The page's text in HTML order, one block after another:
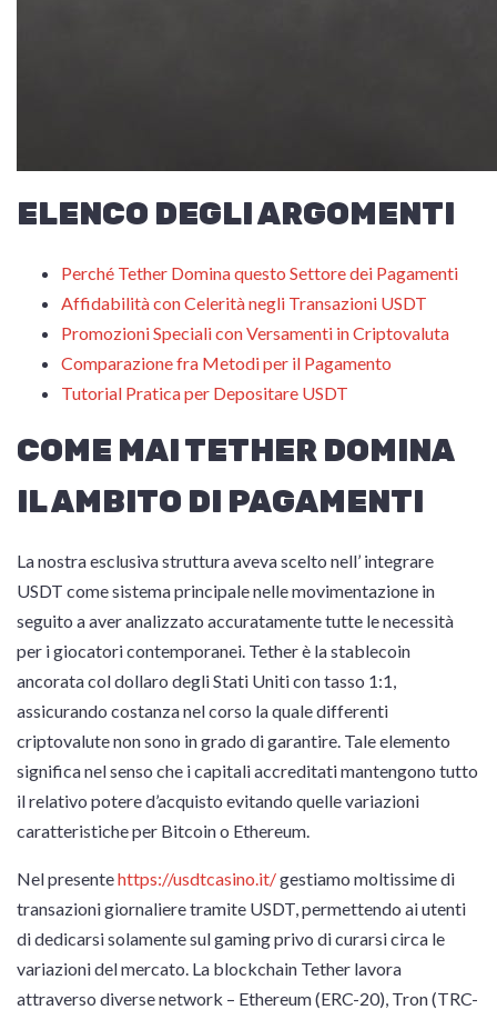
ELENCO DEGLI ARGOMENTI
Perché Tether Domina questo Settore dei Pagamenti
Affidabilità con Celerità negli Transazioni USDT
Promozioni Speciali con Versamenti in Criptovaluta
Comparazione fra Metodi per il Pagamento
Tutorial Pratica per Depositare USDT
COME MAI TETHER DOMINA
IL AMBITO DI PAGAMENTI
La nostra esclusiva struttura aveva scelto nell’ integrare
USDT come sistema principale nelle movimentazione in
seguito a aver analizzato accuratamente tutte le necessità
per i giocatori contemporanei. Tether è la stablecoin
ancorata col dollaro degli Stati Uniti con tasso 1:1,
assicurando costanza nel corso la quale differenti
criptovalute non sono in grado di garantire. Tale elemento
significa nel senso che i capitali accreditati mantengono tutto
il relativo potere d’acquisto evitando quelle variazioni
caratteristiche per Bitcoin o Ethereum.
Nel presentehttps://usdtcasino.it/gestiamo moltissime di
transazioni giornaliere tramite USDT, permettendo ai utenti
di dedicarsi solamente sul gaming privo di curarsi circa le
variazioni del mercato. La blockchain Tether lavora
attraverso diverse network – Ethereum (ERC-20), Tron (TRC-